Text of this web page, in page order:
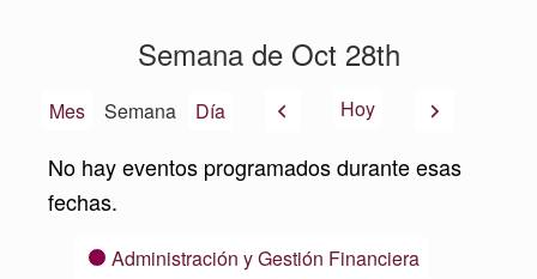
Semana de Oct 28th
Mes Semana Día AnteriorHoy Siguiente
No hay eventos programados durante esas
fechas.
CategoríasAdministración y Gestión Financiera